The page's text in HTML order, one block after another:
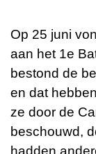
Op 25 juni
aan het 1e
bestond de
en dat
ze door de
beschouwd,